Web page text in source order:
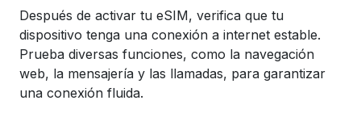
Después de activar tu eSIM, verifica que tu
dispositivo tenga una conexión a internet estable.
Prueba diversas funciones, como la navegación
web, la mensajería y las llamadas, para garantizar
una conexión fluida.